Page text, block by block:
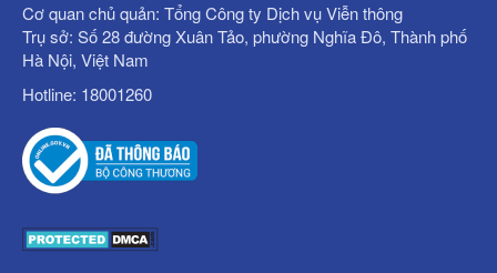
Cơ quan chủ quản: Tổng Công ty Dịch vụ Viễn thông
Trụ sở: Số 28 đường Xuân Tảo, phường Nghĩa Đô, Thành phố
Hà Nội, Việt Nam
Hotline: 18001260